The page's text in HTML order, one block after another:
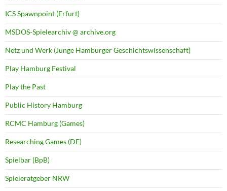
ICS Spawnpoint (Erfurt)
MSDOS-Spielearchiv @ archive.org
Netz und Werk (Junge Hamburger Geschichtswissenschaft)
Play Hamburg Festival
Play the Past
Public History Hamburg
RCMC Hamburg (Games)
Researching Games (DE)
Spielbar (BpB)
Spieleratgeber NRW